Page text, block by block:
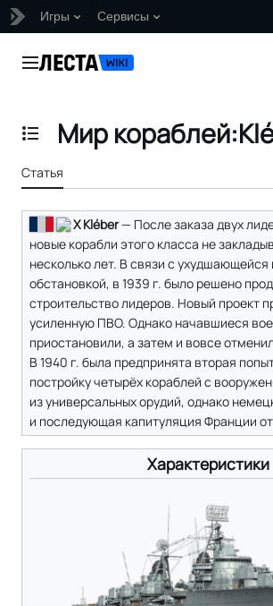
Игры Сервисы
Главное меню
Отобразить/Скрыть содержание
Мир
Статья
X Kléber— После заказа двух
новые корабли этого класса не
несколько лет. В связи с
обстановкой, в 1939 г. было решено
строительство лидеров. Новый проект
усиленную ПВО. Однако начавшиеся
приостановили, а затем и вовсе
В 1940 г. была предпринята вторая
постройку четырёх кораблей с
из универсальных орудий, однако
и последующая капитуляция Франции
Характеристики